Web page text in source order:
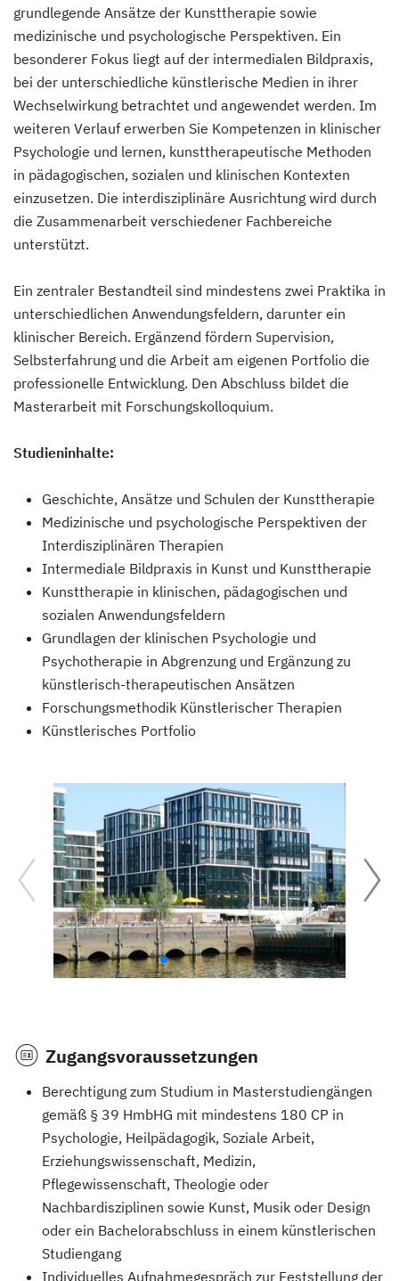
grundlegende Ansätze der Kunsttherapie sowie
medizinische und psychologische Perspektiven. Ein
besonderer Fokus liegt auf der intermedialen Bildpraxis,
bei der unterschiedliche künstlerische Medien in ihrer
Wechselwirkung betrachtet und angewendet werden. Im
weiteren Verlauf erwerben Sie Kompetenzen in klinischer
Psychologie und lernen, kunsttherapeutische Methoden
in pädagogischen, sozialen und klinischen Kontexten
einzusetzen. Die interdisziplinäre Ausrichtung wird durch
die Zusammenarbeit verschiedener Fachbereiche
unterstützt.
Ein zentraler Bestandteil sind mindestens zwei Praktika in
unterschiedlichen Anwendungsfeldern, darunter ein
klinischer Bereich. Ergänzend fördern Supervision,
Selbsterfahrung und die Arbeit am eigenen Portfolio die
professionelle Entwicklung. Den Abschluss bildet die
Masterarbeit mit Forschungskolloquium.
Studieninhalte:
Geschichte, Ansätze und Schulen der Kunsttherapie
Medizinische und psychologische Perspektiven der
Interdisziplinären Therapien
Intermediale Bildpraxis in Kunst und Kunsttherapie
Kunsttherapie in klinischen, pädagogischen und
sozialen Anwendungsfeldern
Grundlagen der klinischen Psychologie und
Psychotherapie in Abgrenzung und Ergänzung zu
künstlerisch-therapeutischen Ansätzen
Forschungsmethodik Künstlerischer Therapien
Künstlerisches Portfolio
Zugangsvoraussetzungen
Berechtigung zum Studium in Masterstudiengängen
gemäß § 39 HmbHG mit mindestens 180 CP in
Psychologie, Heilpädagogik, Soziale Arbeit,
Erziehungswissenschaft, Medizin,
Pflegewissenschaft, Theologie oder
Nachbardisziplinen sowie Kunst, Musik oder Design
oder ein Bachelorabschluss in einem künstlerischen
Studiengang
Individuelles Aufnahmegespräch zur Feststellung der